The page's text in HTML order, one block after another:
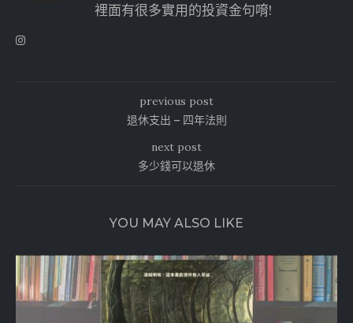
裡面有很多實用的投資金句唷!
previous post
退休支出 – 四年法則
next post
多少錢可以退休
YOU MAY ALSO LIKE